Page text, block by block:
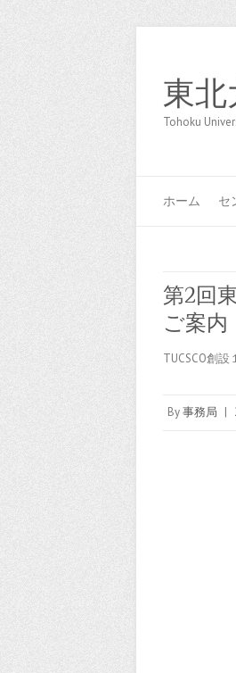
東
Tohoku
ホーム セ
第2回
ご案内
TUCSCO創
By事務局 |